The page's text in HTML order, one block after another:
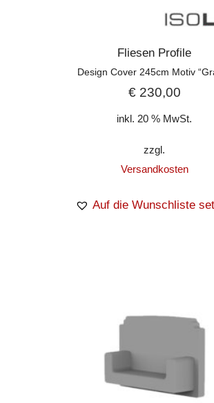
Fliesen Profile
Design Cover 245cm Motiv
€230,00
inkl. 20 % MwSt.
zzgl.
Versandkosten
Auf die Wunschliste